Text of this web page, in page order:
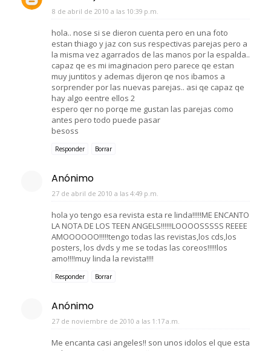
8 de abril de 2010 a las 10:39 p.m.
hola.. nose si se dieron cuenta pero en una foto
estan thiago y jaz con sus respectivas parejas pero a
la misma vez agarrados de las manos por la espalda..
capaz qe es mi imaginacion pero parece qe estan
muy juntitos y ademas dijeron qe nos ibamos a
sorprender por las nuevas parejas.. asi qe capaz qe
hay algo eentre ellos 2
espero qer no porqe me gustan las parejas como
antes pero todo puede pasar
besoss
Responder Borrar
Anónimo
27 de abril de 2010 a las 4:49 p.m.
hola yo tengo esa revista esta re linda!!!!!ME ENCANTO
LA NOTA DE LOS TEEN ANGELS!!!!!!LOOOOSSSSS REEEE
AMOOOOOO!!!!!tengo todas las revistas,los cds,los
posters, los dvds y me se todas las coreos!!!!!los
amo!!!!muy linda la revista!!!!
Responder Borrar
Anónimo
27 de noviembre de 2010 a las 1:17 a.m.
Me encanta casi angeles!! son unos idolos el que esta